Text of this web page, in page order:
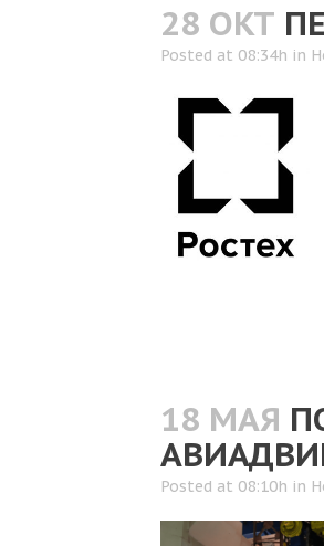
28 ОКТ
Posted at 08:34h in
18 МАЯ
Posted at 08:10h in